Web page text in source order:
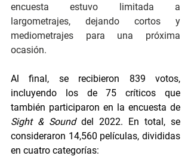
encuesta estuvo limitada a
largometrajes, dejando cortos y
mediometrajes para una próxima
ocasión.
Al final, se recibieron 839 votos,
incluyendo los de 75 críticos que
Sight & Sound del 2022. En total, se
consideraron 14,560 películas, divididas
en cuatro categorías: